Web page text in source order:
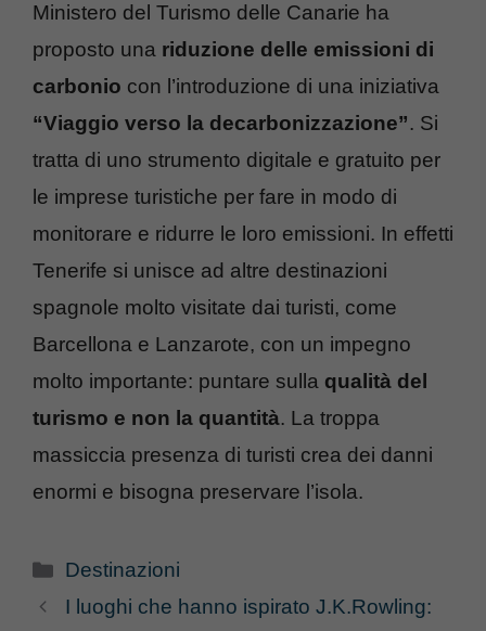
Ministero del Turismo delle Canarie ha
proposto una riduzione delle emissioni di
carbonio con l’introduzione di una iniziativa
“Viaggio verso la decarbonizzazione”. Si
tratta di uno strumento digitale e gratuito per
le imprese turistiche per fare in modo di
monitorare e ridurre le loro emissioni. In effetti
Tenerife si unisce ad altre destinazioni
spagnole molto visitate dai turisti, come
Barcellona e Lanzarote, con un impegno
molto importante: puntare sulla qualità del
turismo e non la quantità. La troppa
massiccia presenza di turisti crea dei danni
enormi e bisogna preservare l’isola.
Categorie
Destinazioni
I luoghi che hanno ispirato J.K.Rowling: